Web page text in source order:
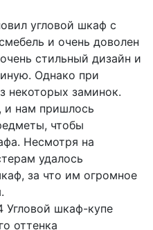
угловой шкаф с
и очень доволен
стильный дизайн и
Однако при
некоторых заминок.
и нам пришлось
чтобы
Несмотря на
удалось
за что им огромное
Угловой шкаф-купе
оттенка